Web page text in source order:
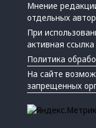
Мнение
отдельных
При
активная ссылка
Политика
На сайте
запрещенных